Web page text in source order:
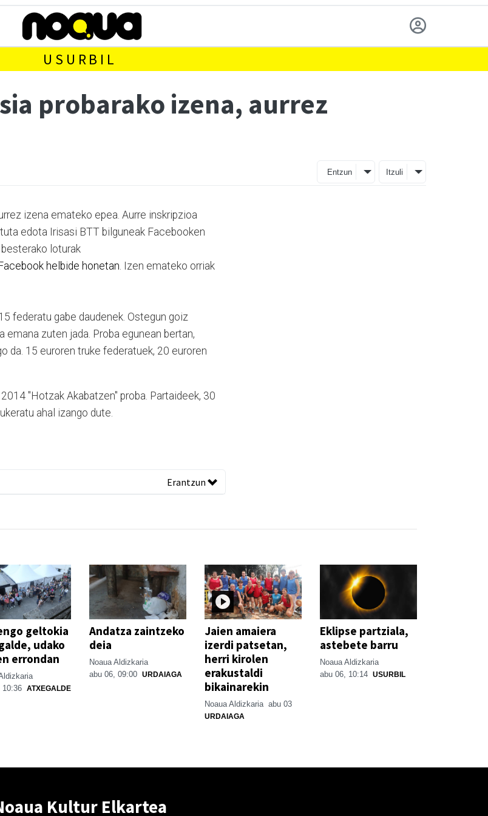
USURBIL
probarako izena, aurrez
Entzun Itzuli
izena emateko epea. Aurre inskripzioa
edota Irisasi BTT bilguneak Facebooken
loturak
helbide honetan . Izen emateko orriak
federatu gabe daudenek. Ostegun goiz
emana zuten jada. Proba egunean bertan,
da. 15 euroren truke federatuek, 20 euroren
"Hotzak Akabatzen" proba. Partaideek, 30
ahal izango dute.
Erantzun
geltokia
udako
errondan
10:36 ATXEGALDE
Andatza zaintzeko
deia
Noaua Aldizkaria
abu 06, 09:00 URDAIAGA
Jaien amaiera
izerdi patsetan,
herri kirolen
erakustaldi
bikainarekin
Noaua Aldizkaria abu 03
URDAIAGA
Eklipse partziala,
astebete barru
Noaua Aldizkaria
abu 06, 10:14 USURBIL
Kultur Elkartea